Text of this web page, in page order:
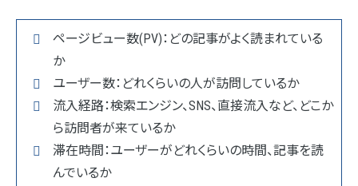
ページビュー数(PV)：どの記事がよく読まれている
か
ユーザー数：どれくらいの人が訪問しているか
流入経路：検索エンジン、SNS、直接流入など、どこか
ら訪問者が来ているか
滞在時間：ユーザーがどれくらいの時間、記事を読
んでいるか